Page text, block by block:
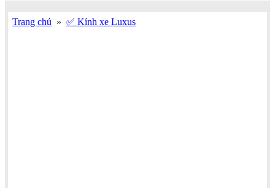
Trang chủ » ✅ Kính xe Luxus